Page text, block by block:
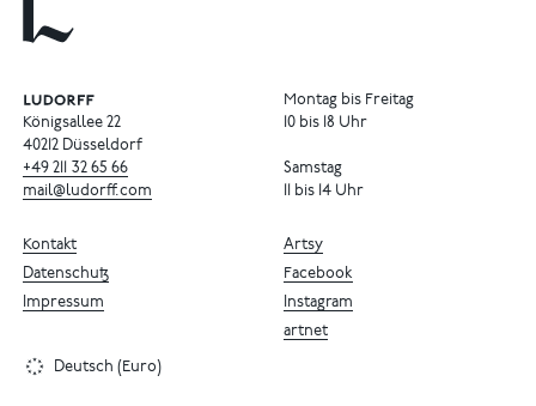
Königsallee 22
40212 Düsseldorf
+49 211 32 65 66
mail@ludorff.com
Montag bis Freitag
10 bis 18 Uhr
Samstag
11 bis 14 Uhr
Artsy
Facebook
Instagram
artnet
Kontakt
Datenschutz
Impressum
Deutsch (Euro)